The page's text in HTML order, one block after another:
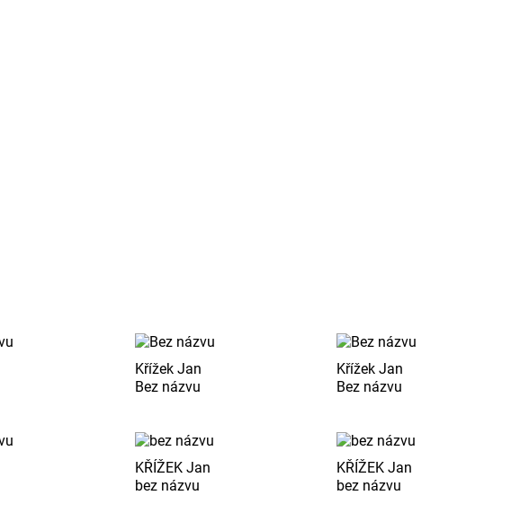
Křížek Jan
Bez názvu
Křížek Jan
Bez názvu
KŘÍŽEK Jan
bez názvu
KŘÍŽEK Jan
bez názvu